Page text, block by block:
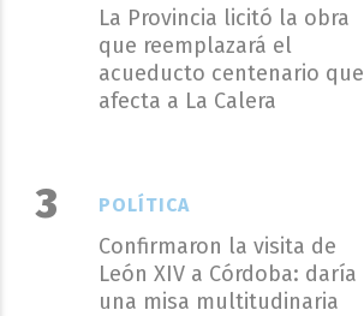
La Provincia licitó la obra
que reemplazará el
acueducto centenario que
afecta a La Calera
Confirmaron la visita de
León XIV a Córdoba: daría
una misa multitudinaria
POLÍTICA